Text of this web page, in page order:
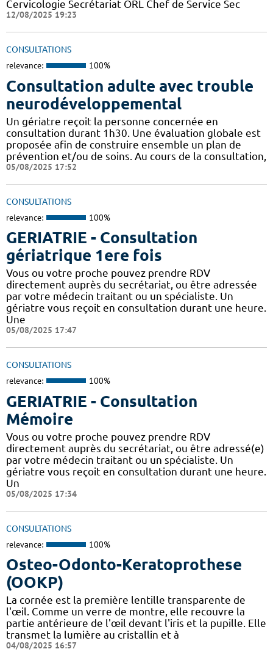
Cervicologie Secrétariat ORL Chef de Service Sec
12/08/2025 19:23
CONSULTATIONS
relevance: 100%
Consultation adulte avec trouble
neurodéveloppemental
Un gériatre reçoit la personne concernée en
consultation durant 1h30. Une évaluation globale est
proposée afin de construire ensemble un plan de
prévention et/ou de soins. Au cours de la consultation,
05/08/2025 17:52
CONSULTATIONS
relevance: 100%
GERIATRIE - Consultation
gériatrique 1ere fois
Vous ou votre proche pouvez prendre RDV
directement auprès du secrétariat, ou être adressée
par votre médecin traitant ou un spécialiste. Un
gériatre vous reçoit en consultation durant une heure.
Une
05/08/2025 17:47
CONSULTATIONS
relevance: 100%
GERIATRIE - Consultation
Mémoire
Vous ou votre proche pouvez prendre RDV
directement auprès du secrétariat, ou être adressé(e)
par votre médecin traitant ou un spécialiste. Un
gériatre vous reçoit en consultation durant une heure.
Un
05/08/2025 17:34
CONSULTATIONS
relevance: 100%
Osteo-Odonto-Keratoprothese
(OOKP)
La cornée est la première lentille transparente de
l'œil. Comme un verre de montre, elle recouvre la
partie antérieure de l'œil devant l'iris et la pupille. Elle
transmet la lumière au cristallin et à
04/08/2025 16:57